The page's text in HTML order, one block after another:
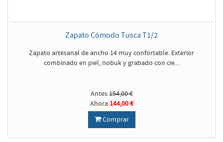
Zapato Cómodo Tusca T1/2
Zapato artesanal de ancho 14 muy confortable. Exterior
combinado en piel, nobuk y grabado con cie...
Antes154,00 €
Ahora 144,00 €
Comprar